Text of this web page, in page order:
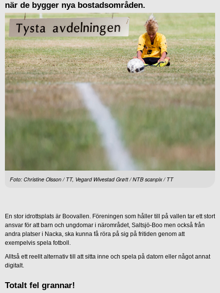
när de bygger nya bostadsområden.
Foto: Christine Olsson / TT, Vegard Wivestad Grøtt / NTB scanpix / TT
En stor idrottsplats är Boovallen. Föreningen som håller till på vallen tar ett stort
ansvar för att barn och ungdomar i närområdet, Saltsjö-Boo men också från
andra platser i Nacka, ska kunna få röra på sig på fritiden genom att
exempelvis spela fotboll.
Alltså ett reellt alternativ till att sitta inne och spela på datorn eller något annat
digitalt.
Totalt fel grannar!